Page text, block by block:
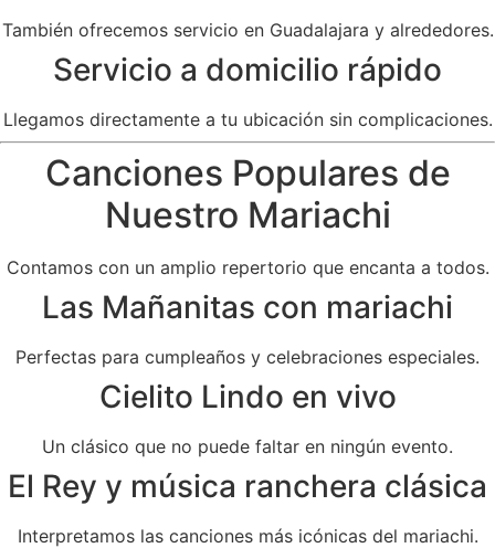
También ofrecemos servicio en Guadalajara y alrededores.
Servicio a domicilio rápido
Llegamos directamente a tu ubicación sin complicaciones.
Canciones Populares de
Nuestro Mariachi
Contamos con un amplio repertorio que encanta a todos.
Las Mañanitas con mariachi
Perfectas para cumpleaños y celebraciones especiales.
Cielito Lindo en vivo
Un clásico que no puede faltar en ningún evento.
El Rey y música ranchera clásica
Interpretamos las canciones más icónicas del mariachi.